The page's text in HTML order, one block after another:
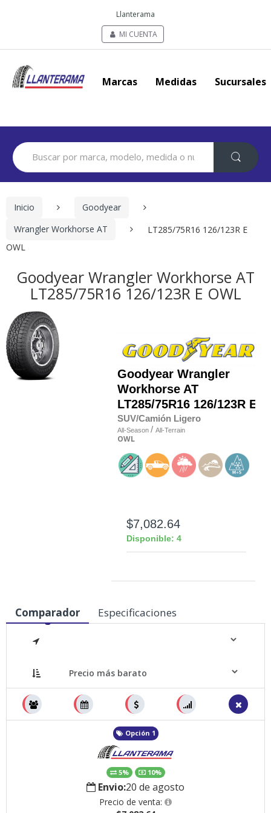
Llanterama
MI CUENTA
Marcas Medidas Sucursales
Search
for:
Inicio
Goodyear
Wrangler Workhorse AT
LT285/75R16 126/123R E
OWL
Goodyear Wrangler Workhorse AT
LT285/75R16 126/123R E OWL
Goodyear Wrangler
Workhorse AT
LT285/75R16 126/123R E
SUV/Camión Ligero
All-Season / All-Terrain
OWL
$7,082.64
Disponible: 4
Comparador Especificaciones
Opción 1
5% 10%
Envio:20 de agosto
Precio de venta: